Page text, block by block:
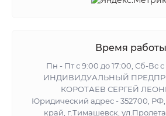
Время работы
Пн - Пт с 9:00 до 17:00, Сб-Вс с
ИНДИВИДУАЛЬНЫЙ
КОРОТАЕВ СЕРГЕЙ
Юридический адрес - 352700,
край, г.Тимашевск,